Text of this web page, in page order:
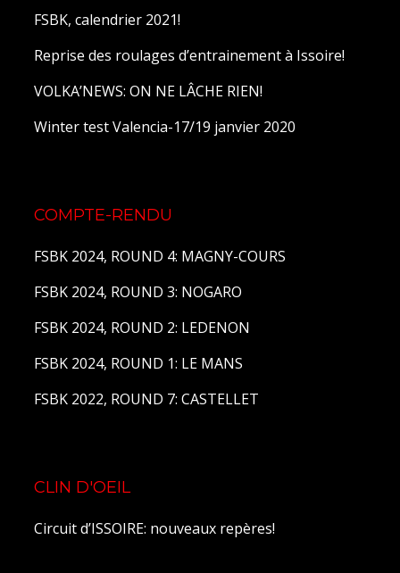
FSBK, calendrier 2021!
Reprise des roulages d’entrainement à Issoire!
VOLKA’NEWS: ON NE LÂCHE RIEN!
Winter test Valencia-17/19 janvier 2020
COMPTE-RENDU
FSBK 2024, ROUND 4: MAGNY-COURS
FSBK 2024, ROUND 3: NOGARO
FSBK 2024, ROUND 2: LEDENON
FSBK 2024, ROUND 1: LE MANS
FSBK 2022, ROUND 7: CASTELLET
CLIN D'OEIL
Circuit d’ISSOIRE: nouveaux repères!